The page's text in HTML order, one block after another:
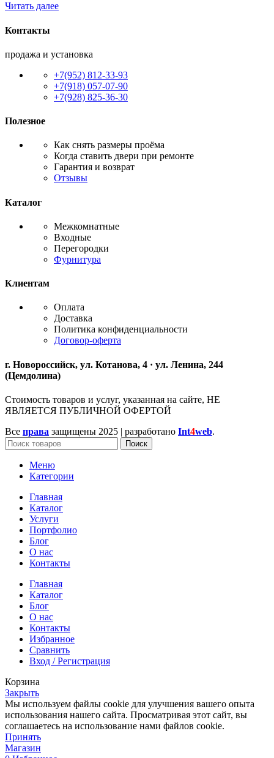
Читать далее
Контакты
продажа и установка
+7(952) 812-33-93
+7(918) 057-07-90
+7(928) 825-36-30
Полезное
Как снять размеры проёма
Когда ставить двери при ремонте
Гарантия и возврат
Отзывы
Каталог
Межкомнатные
Входные
Перегородки
Фурнитура
Клиентам
Оплата
Доставка
Политика конфиденциальности
Договор-оферта
г. Новороссийск, ул. Котанова, 4 · ул. Ленина, 244
(Цемдолина)
Стоимость товаров и услуг, указанная на сайте, НЕ
ЯВЛЯЕТСЯ ПУБЛИЧНОЙ ОФЕРТОЙ
Все права защищены 2025 | разработано Int4web.
Поиск
Меню
Категории
Главная
Каталог
Услуги
Портфолио
Блог
О нас
Контакты
Главная
Каталог
Блог
О нас
Контакты
Избранное
Сравнить
Вход / Регистрация
Корзина
Закрыть
Мы используем файлы cookie для улучшения вашего опыта
использования нашего сайта. Просматривая этот сайт, вы
соглашаетесь на использование нами файлов cookie.
Принять
Магазин